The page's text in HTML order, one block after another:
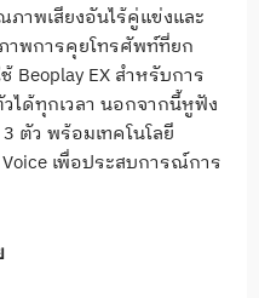
าพเสียงอันไร้คู่แข่งและ
พการคุยโทรศัพท์ที่ยก
EX สำหรับการ
ด้ทุกเวลา นอกจากนี้หูฟัง
ตัว พร้อมเทคโนโลยี
เพื่อประสบการณ์การ